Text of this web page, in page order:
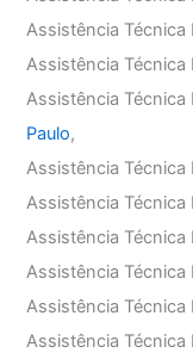
Assistência Técnica
Assistência
Assistência
Paulo,
Assistência Técnica
Assistência Técnica
Assistência Técnica
Assistência
Assistência
Assistência